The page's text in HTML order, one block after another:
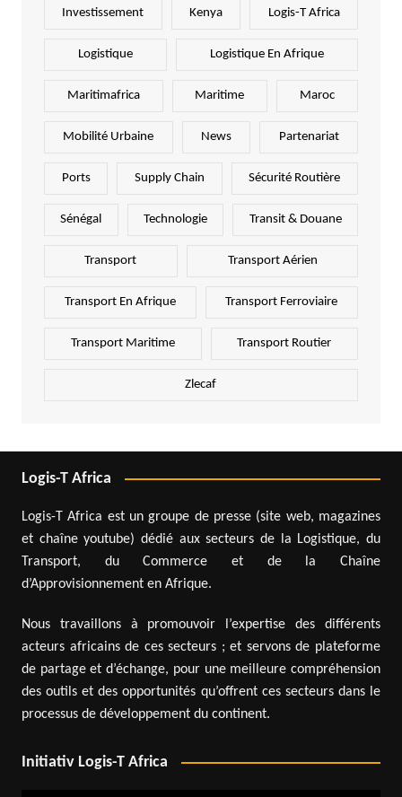
Investissement Kenya Logis-T Africa
Logistique Logistique En Afrique
Maritimafrica Maritime Maroc
Mobilité Urbaine News Partenariat
Ports Supply Chain Sécurité Routière
Sénégal Technologie Transit & Douane
Transport Transport Aérien
Transport En Afrique Transport Ferroviaire
Transport Maritime Transport Routier
Zlecaf
Logis-T Africa
Logis-T Africa est un groupe de presse (site web, magazines
et chaîne youtube) dédié aux secteurs de la Logistique, du
Transport, du Commerce et de la Chaîne
d’Approvisionnement en Afrique.
Nous travaillons à promouvoir l’expertise des différents
acteurs africains de ces secteurs ; et servons de plateforme
de partage et d’échange, pour une meilleure compréhension
des outils et des opportunités qu’offrent ces secteurs dans le
processus de développement du continent.
Initiativ Logis-T Africa